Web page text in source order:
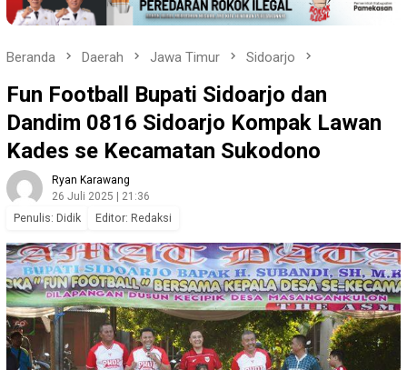
Beranda Daerah Jawa Timur Sidoarjo
Fun Football Bupati Sidoarjo dan
Dandim 0816 Sidoarjo Kompak Lawan
Kades se Kecamatan Sukodono
Ryan Karawang
26 Juli 2025 | 21:36
Penulis: Didik Editor: Redaksi